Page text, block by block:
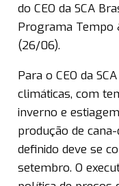
do CEO da SCA
Programa Tempo
(26/06).
Para o CEO da
climáticas, com
inverno e
produção de
definido deve se
setembro. O